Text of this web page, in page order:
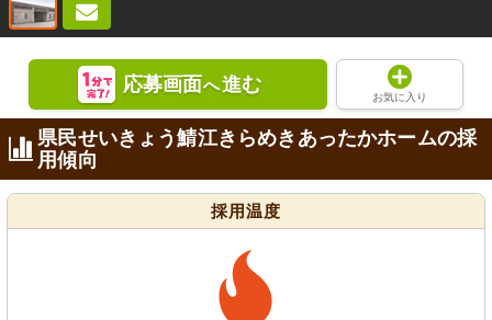
応募画面へ進む
お気に入り
県民せいきょう鯖江きらめきあったかホームの採
用傾向
採用温度